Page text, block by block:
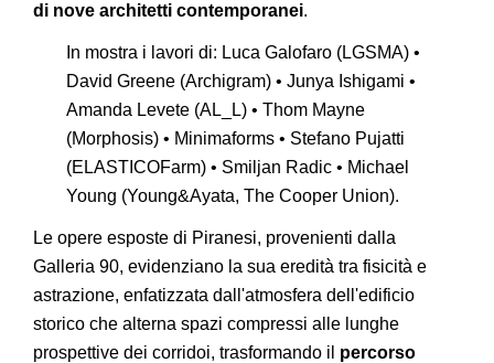
di nove architetti contemporanei.
In mostra i lavori di: Luca Galofaro (LGSMA) •
David Greene (Archigram) • Junya Ishigami •
Amanda Levete (AL_L) • Thom Mayne
(Morphosis) • Minimaforms • Stefano Pujatti
(ELASTICOFarm) • Smiljan Radic • Michael
Young (Young&Ayata, The Cooper Union).
Le opere esposte di Piranesi, provenienti dalla
Galleria 90, evidenziano la sua eredità tra fisicità e
astrazione, enfatizzata dall'atmosfera dell'edificio
storico che alterna spazi compressi alle lunghe
prospettive dei corridoi, trasformando il percorso